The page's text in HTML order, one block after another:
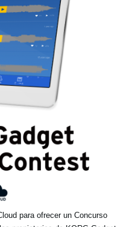
para ofrecer un Concurso